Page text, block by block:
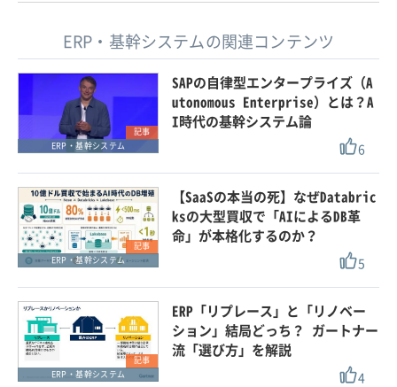
ERP・基幹システムの関連コンテンツ
記事
ERP・基幹システム
SAPの自律型エンタープライズ（A
utonomous Enterprise）とは？A
I時代の基幹システム論
6
記事
ERP・基幹システム
【SaaSの本当の死】なぜDatabric
ksの大型買収で「AIによるDB革
命」が本格化するのか？
5
記事
ERP・基幹システム
ERP「リプレース」と「リノベー
ション」結局どっち？ ガートナー
流「選び方」を解説
4